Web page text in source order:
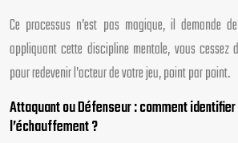
Ce processus n’est pas magique, il demande
appliquant cette discipline mentale, vous cessez
pour redevenir l’acteur de votre jeu, point par point.
Attaquant ou Défenseur : comment
l’échauffement ?